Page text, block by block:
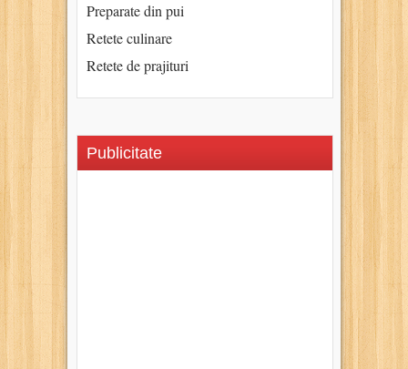
Preparate din pui
Retete culinare
Retete de prajituri
Publicitate